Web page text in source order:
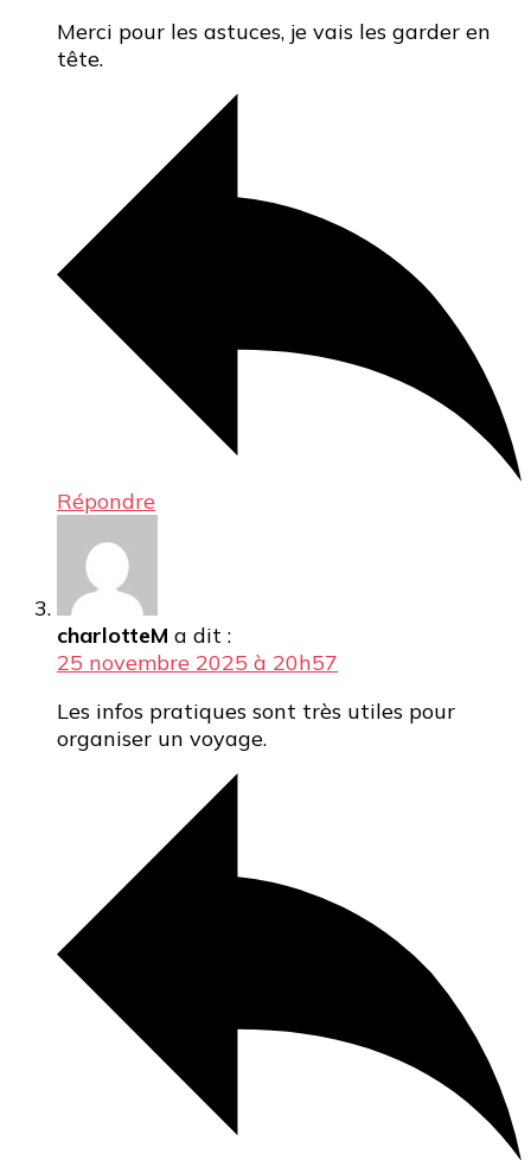
Merci pour les astuces, je vais les garder en
tête.
Répondre
charlotteM a dit :
25 novembre 2025 à 20h57
Les infos pratiques sont très utiles pour
organiser un voyage.